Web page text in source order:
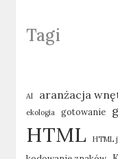
Tagi
AI aranżacja
ekologia gotowanie
HTML HTML